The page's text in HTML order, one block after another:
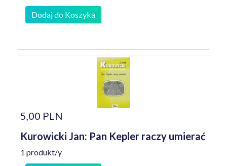
Dodaj do Koszyka
5,00 PLN
Kurowicki Jan: Pan Kepler raczy umierać
1 produkt/y